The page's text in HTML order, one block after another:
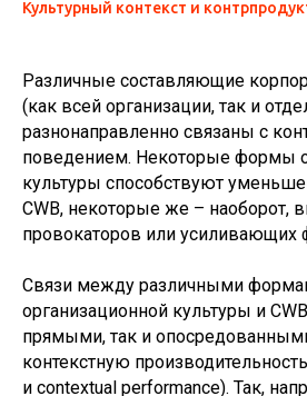
Культурный контекст и
Различные составляющие
(как всей организации, так и
разнонаправленно связаны с
поведением. Некоторые формы
культуры способствуют
CWB, некоторые же – наоборот,
провокаторов или усиливающих
Связи между различными
организационной культуры и
прямыми, так и
контекстную производительность
и contextual performance). Так,